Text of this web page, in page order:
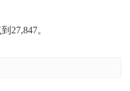
27,847。